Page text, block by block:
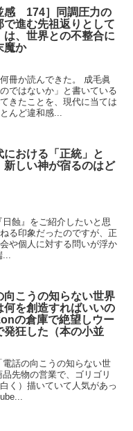
感 174］同調圧力の
進む先祖返りとして
は、世界との不整合に
魔か
冊か読んできた。 成毛眞
ではないか」と書いている
きたことを、現代に当ては
んど違和感...
おける「正統」と
しい神が宿るのはど
蝕』をご紹介したいと思
る印象だったのですが、正
や個人に対する問いが浮か
向こうの知らない世界
何を創造すればいいの
の倉庫で絶望しウー
発狂した（本の小並
話の向こうの知らない世
先物の営業で、ゴリゴリ
く）描いていて人気があっ